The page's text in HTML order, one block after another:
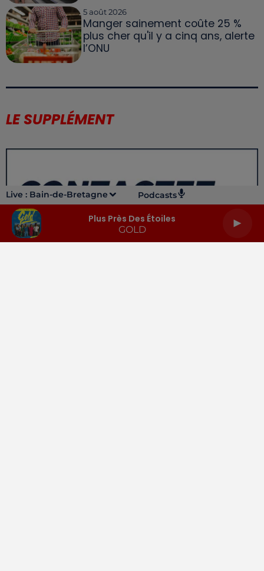
Live : Bain-de-Bretagne Podcasts
Plus Près Des Étoiles
GOLD
5 août 2026
Manger sainement coûte 25 %
plus cher qu'il y a cinq ans, alerte
l’ONU
LE SUPPLÉMENT